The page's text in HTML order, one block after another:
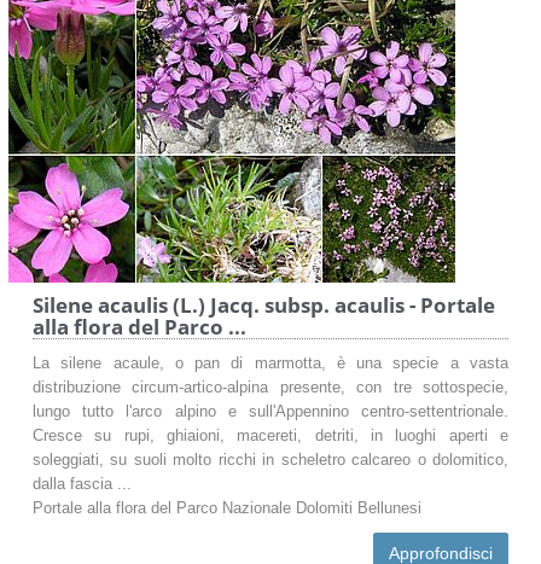
Silene acaulis (L.) Jacq. subsp. acaulis - Portale
alla flora del Parco ...
La silene acaule, o pan di marmotta, è una specie a vasta
distribuzione circum-artico-alpina presente, con tre sottospecie,
lungo tutto l'arco alpino e sull'Appennino centro-settentrionale.
Cresce su rupi, ghiaioni, macereti, detriti, in luoghi aperti e
soleggiati, su suoli molto ricchi in scheletro calcareo o dolomitico,
dalla fascia ...
Portale alla flora del Parco Nazionale Dolomiti Bellunesi
Approfondisci